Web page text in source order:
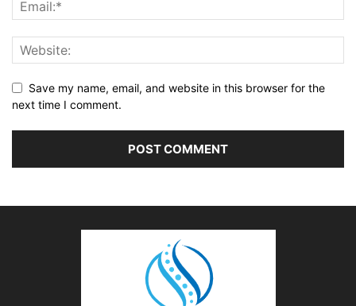
Save my name, email, and website in this browser for the
next time I comment.